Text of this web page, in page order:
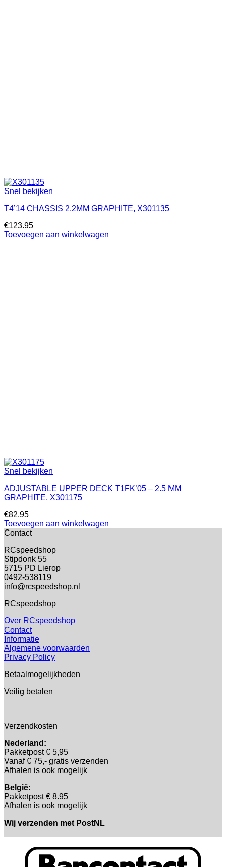
Snel bekijken
T4’14 CHASSIS 2.2MM GRAPHITE, X301135
€123.95
Toevoegen aan winkelwagen
Snel bekijken
ADJUSTABLE UPPER DECK T1FK’05 – 2.5 MM
GRAPHITE, X301175
€82.95
Toevoegen aan winkelwagen
Contact
RCspeedshop
Stipdonk 55
5715 PD Lierop
0492-538119
info@rcspeedshop.nl
RCspeedshop
Over RCspeedshop
Contact
Informatie
Algemene voorwaarden
Privacy Policy
Betaalmogelijkheden
Veilig betalen
Verzendkosten
Nederland:
Pakketpost € 5,95
Vanaf € 75,- gratis verzenden
Afhalen is ook mogelijk
België:
Pakketpost € 8.95
Afhalen is ook mogelijk
Wij verzenden met PostNL